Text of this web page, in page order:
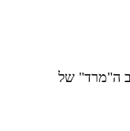
ה"מרד" של